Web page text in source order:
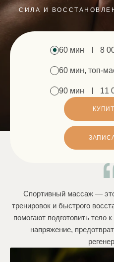
СИЛА И
60 мин 8
60 мин, топ-
90 мин 11
Спортивный массаж —
тренировок и быстрого
помогают подготовить тело
напряжение,